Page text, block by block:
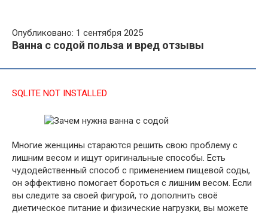
Опубликовано: 1 сентября 2025
Ванна с содой польза и вред отзывы
SQLITE NOT INSTALLED
Многие женщины стараются решить свою проблему с
лишним весом и ищут оригинальные способы. Есть
чудодейственный способ с применением пищевой соды,
он эффективно помогает бороться с лишним весом. Если
вы следите за своей фигурой, то дополнить своё
диетическое питание и физические нагрузки, вы можете